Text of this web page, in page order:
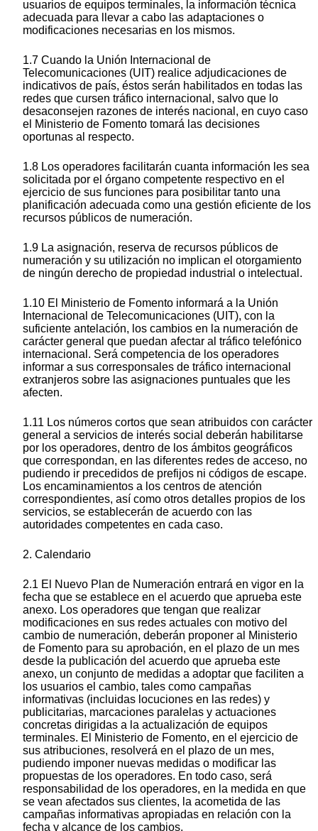
usuarios de equipos terminales, la información técnica
adecuada para llevar a cabo las adaptaciones o
modificaciones necesarias en los mismos.
1.7 Cuando la Unión Internacional de
Telecomunicaciones (UIT) realice adjudicaciones de
indicativos de país, éstos serán habilitados en todas las
redes que cursen tráfico internacional, salvo que lo
desaconsejen razones de interés nacional, en cuyo caso
el Ministerio de Fomento tomará las decisiones
oportunas al respecto.
1.8 Los operadores facilitarán cuanta información les sea
solicitada por el órgano competente respectivo en el
ejercicio de sus funciones para posibilitar tanto una
planificación adecuada como una gestión eficiente de los
recursos públicos de numeración.
1.9 La asignación, reserva de recursos públicos de
numeración y su utilización no implican el otorgamiento
de ningún derecho de propiedad industrial o intelectual.
1.10 El Ministerio de Fomento informará a la Unión
Internacional de Telecomunicaciones (UIT), con la
suficiente antelación, los cambios en la numeración de
carácter general que puedan afectar al tráfico telefónico
internacional. Será competencia de los operadores
informar a sus corresponsales de tráfico internacional
extranjeros sobre las asignaciones puntuales que les
afecten.
1.11 Los números cortos que sean atribuidos con carácter
general a servicios de interés social deberán habilitarse
por los operadores, dentro de los ámbitos geográficos
que correspondan, en las diferentes redes de acceso, no
pudiendo ir precedidos de prefijos ni códigos de escape.
Los encaminamientos a los centros de atención
correspondientes, así como otros detalles propios de los
servicios, se establecerán de acuerdo con las
autoridades competentes en cada caso.
2. Calendario
2.1 El Nuevo Plan de Numeración entrará en vigor en la
fecha que se establece en el acuerdo que aprueba este
anexo. Los operadores que tengan que realizar
modificaciones en sus redes actuales con motivo del
cambio de numeración, deberán proponer al Ministerio
de Fomento para su aprobación, en el plazo de un mes
desde la publicación del acuerdo que aprueba este
anexo, un conjunto de medidas a adoptar que faciliten a
los usuarios el cambio, tales como campañas
informativas (incluidas locuciones en las redes) y
publicitarias, marcaciones paralelas y actuaciones
concretas dirigidas a la actualización de equipos
terminales. El Ministerio de Fomento, en el ejercicio de
sus atribuciones, resolverá en el plazo de un mes,
pudiendo imponer nuevas medidas o modificar las
propuestas de los operadores. En todo caso, será
responsabilidad de los operadores, en la medida en que
se vean afectados sus clientes, la acometida de las
campañas informativas apropiadas en relación con la
fecha y alcance de los cambios.